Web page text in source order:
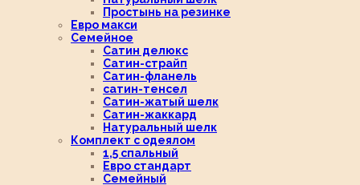
Простынь на резинке
Евро макси
Семейное
Сатин делюкс
Сатин-страйп
Сатин-фланель
сатин-тенсел
Сатин-жатый шелк
Сатин-жаккард
Натуральный шелк
Комплект с одеялом
1,5 спальный
Евро стандарт
Семейный